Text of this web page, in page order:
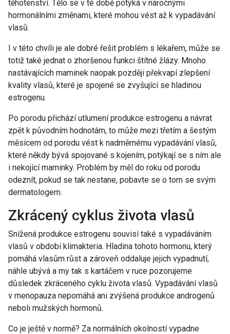
těhotenství. Tělo se v té době potýká v náročnými
hormonálními změnami, které mohou vést až k vypadávání
vlasů.
I v této chvíli je ale dobré řešit problém s lékařem, může se
totiž také jednat o zhoršenou funkci štítné žlázy. Mnoho
nastávajících maminek naopak později překvapí zlepšení
kvality vlasů, které je spojené se zvyšující se hladinou
estrogenu.
Po porodu přichází utlumení produkce estrogenu a návrat
zpět k původním hodnotám, to může mezi třetím a šestým
měsícem od porodu vést k nadměrnému vypadávání vlasů,
které někdy bývá spojované s kojením, potýkají se s ním ale
i nekojící maminky. Problém by měl do roku od porodu
odeznít, pokud se tak nestane, pobavte se o tom se svým
dermatologem.
Zkrácený cyklus života vlasů
Snížená produkce estrogenu souvisí také s vypadáváním
vlasů v období klimakteria. Hladina tohoto hormonu, který
pomáhá vlasům růst a zároveň oddaluje jejich vypadnutí,
náhle ubývá a my tak s kartáčem v ruce pozorujeme
důsledek zkráceného cyklu života vlasů. Vypadávání vlasů
v menopauza nepomáhá ani zvýšená produkce androgenů
neboli mužských hormonů.
Co je ještě v normě? Za normálních okolností vypadne